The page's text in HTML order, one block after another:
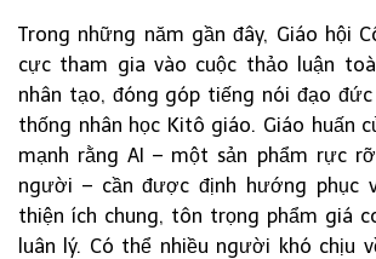
Trong những năm gần đây, Giáo hội
cực tham gia vào cuộc thảo luận
nhân tạo, đóng góp tiếng nói đạo
thống nhân học Kitô giáo. Giáo huấn
mạnh rằng AI – một sản phẩm rực
người – cần được định hướng phục
thiện ích chung, tôn trọng phẩm giá
luân lý. Có thể nhiều người khó chịu